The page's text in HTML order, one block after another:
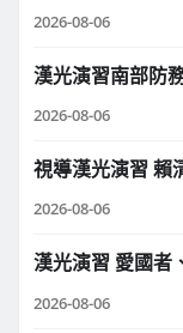
2026-08-06
漢光演習南部防
2026-08-06
視導漢光演習 賴
2026-08-06
漢光演習 愛國者
2026-08-06